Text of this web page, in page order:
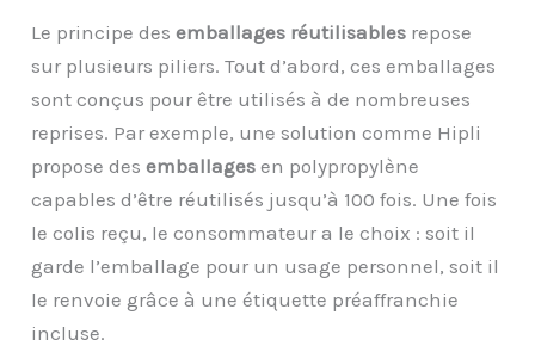
Le principe desemballages réutilisables repose
sur plusieurs piliers. Tout d’abord, ces emballages
sont conçus pour être utilisés à de nombreuses
reprises. Par exemple, une solution comme Hipli
propose desemballages en polypropylène
capables d’être réutilisés jusqu’à 100 fois. Une fois
le colis reçu, le consommateur a le choix : soit il
garde l’emballage pour un usage personnel, soit il
le renvoie grâce à une étiquette préaffranchie
incluse.